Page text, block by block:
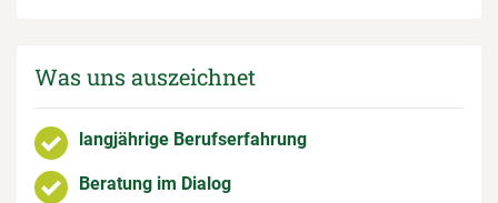
Was uns auszeichnet
langjährige Berufserfahrung
Beratung im Dialog